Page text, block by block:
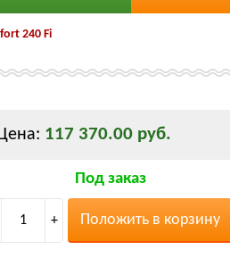
240 Fi
117 370.00 руб.
Под заказ
1 + Положить в корзину